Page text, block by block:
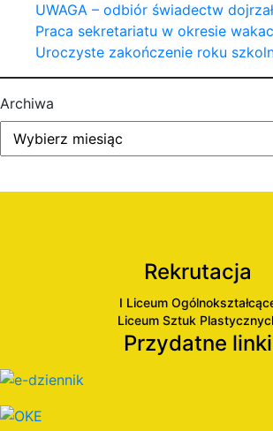
UWAGA – odbiór świadectw
Praca sekretariatu w okresie
Uroczyste zakończenie roku
Archiwa
Rekrutacja
I Liceum
Liceum Sztuk
Przydatne linki